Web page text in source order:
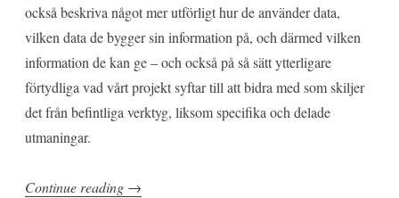
också beskriva något mer utförligt hur de använder data,
vilken data de bygger sin information på, och därmed vilken
information de kan ge – och också på så sätt ytterligare
förtydliga vad vårt projekt syftar till att bidra med som skiljer
det från befintliga verktyg, liksom specifika och delade
utmaningar.
Continue reading ”Digitala
→